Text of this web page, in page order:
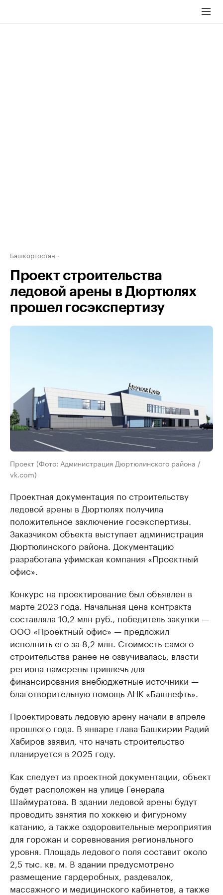
Башкортостан
Проект строительства
ледовой арены в Дюртюлях
прошел госэкспертизу
Проект (Фото: Администрация Дюртюлинского района /
vk.com)
Проектная документация по строительству
ледовой арены в Дюртюлях получила
положительное заключение госэкспертизы.
Заказчиком объекта выступает администрация
Дюртюлинского района. Документацию
разработала уфимская компания «Проектный
офис».
Конкурс на проектирование был объявлен в
марте 2023 года. Начальная цена контракта
составляла 10,2 млн руб., победитель закупки —
ООО «Проектный офис» — предложил
исполнить его за 8,2 млн. Стоимость самого
строительства ранее не озвучивалась, власти
региона намерены привлечь для
финансирования внебюджетные источники —
благотворительную помощь АНК «Башнефть».
Проектировать ледовую арену начали в апреле
прошлого года. В январе глава Башкирии Радий
Хабиров заявил, что начать строительство
планируется в 2025 году.
Как следует из проектной документации, объект
будет расположен на улице Генерала
Шаймуратова. В здании ледовой арены будут
проводить занятия по хоккею и фигурному
катанию, а также оздоровительные мероприятия
для горожан и соревнования регионального
уровня. Площадь ледового поля составит около
2,5 тыс. кв. м. В здании предусмотрено
размещение гардеробных, раздевалок,
массажного и медицинского кабинетов, а также